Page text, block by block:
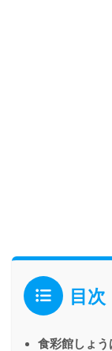
目次
食彩館しょ